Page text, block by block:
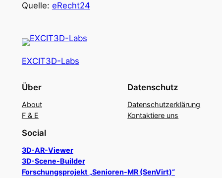
Quelle: eRecht24
EXCIT3D-Labs
Über
About
F & E
Datenschutz
Datenschutzerklärung
Kontaktiere uns
Social
3D-AR-Viewer
3D-Scene-Builder
Forschungsprojekt „Senioren-MR (SenVirt)“